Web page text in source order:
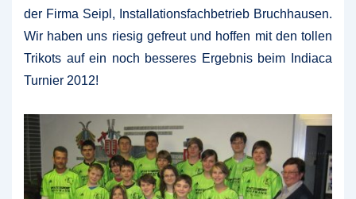
der Firma Seipl, Installationsfachbetrieb Bruchhausen.
Wir haben uns riesig gefreut und hoffen mit den tollen
Trikots auf ein noch besseres Ergebnis beim Indiaca
Turnier 2012!